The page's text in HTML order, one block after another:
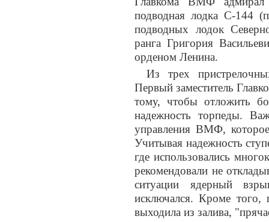
подводная лодка С-144
подводных лодок
ранга Григория
орденом Ленина.
Из трех
Первый заместитель
тому, чтобы отложить
надежность торпеды.
управления ВМФ,
Учитывая надежность
где использовались
рекомендовали не
ситуации ядерный
исключался. Кроме того,
выходила из залива,